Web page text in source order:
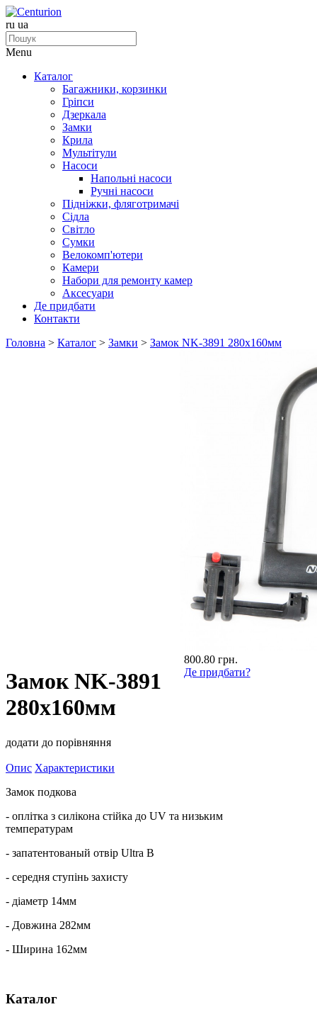
ru ua
Menu
Каталог
Багажники, корзинки
Гріпси
Дзеркала
Замки
Крила
Мультітули
Насоси
Напольні насоси
Ручні насоси
Підніжки, фляготримачі
Сідла
Світло
Сумки
Велокомп'ютери
Камери
Набори для ремонту камер
Аксесуари
Де придбати
Контакти
Головна > Каталог > Замки > Замок NK-3891 280x160мм
800.80 грн.
Де придбати?
Замок NK-3891
280x160мм
додати до порівняння
Опис Характеристики
Замок подкова
- оплітка з силікона стійка до UV та низьким
температурам
- запатентованый отвір Ultra B
- середня ступінь захисту
- діаметр 14мм
- Довжина 282мм
- Ширина 162мм
Каталог